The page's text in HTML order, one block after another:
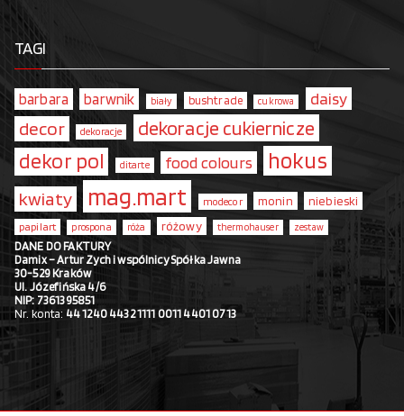
TAGI
barbara barwnik biały bushtrade cukrowa daisy
decor dekoracje dekoracje cukiernicze
dekor pol ditarte food colours hokus
kwiaty mag.mart modecor monin niebieski
papilart prospona róża różowy thermohauser zestaw
DANE DO FAKTURY
Damix – Artur Zych i wspólnicy Spółka Jawna
30-529 Kraków
Ul. Józefińska 4/6
NIP: 7361395851
Nr. konta: 44 1240 4432 1111 0011 4401 0713